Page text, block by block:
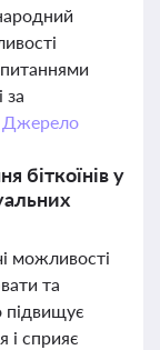
питаннями
за
Джерело
біткоїнів у
можливості
та
підвищує
і сприяє